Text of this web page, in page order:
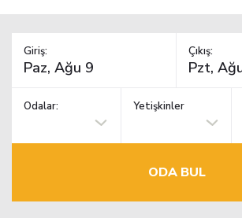
Giriş: Çıkış:
Odalar: Yetişkinler
ODA BUL